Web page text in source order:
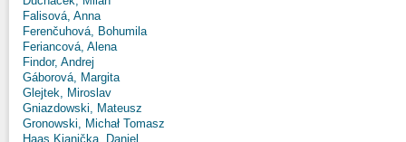
Falisová, Anna
Ferenčuhová, Bohumila
Feriancová, Alena
Findor, Andrej
Gáborová, Margita
Glejtek, Miroslav
Gniazdowski, Mateusz
Gronowski, Michał Tomasz
Haas Kianička, Daniel